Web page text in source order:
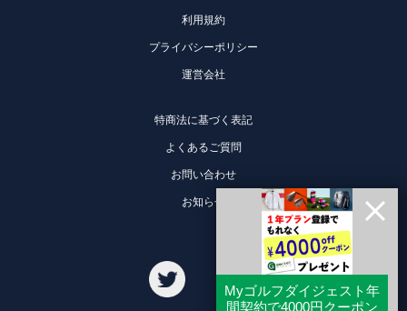
利用規約
プライバシーポリシー
運営会社
特商法に基づく表記
よくあるご質問
お問い合わせ
お知らせ